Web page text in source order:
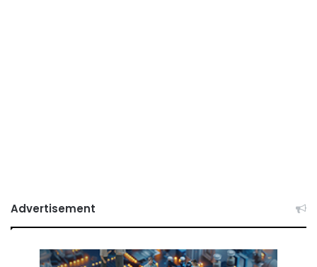
Advertisement